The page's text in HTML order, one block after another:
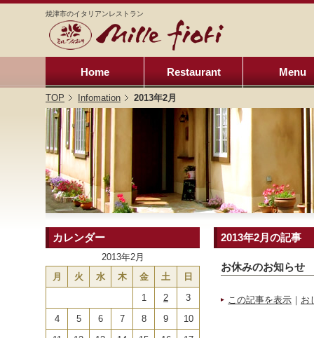
焼津市のイタリアンレストラン
Home Restaurant Menu
TOP Infomation 2013年2月
カレンダー
2013年2月
月
火 水 木 金 土 日
1 2
3
4
5 6 7 8 9
10
2013年2月の記事
お休みのお知らせ
この記事を表示 ｜ お